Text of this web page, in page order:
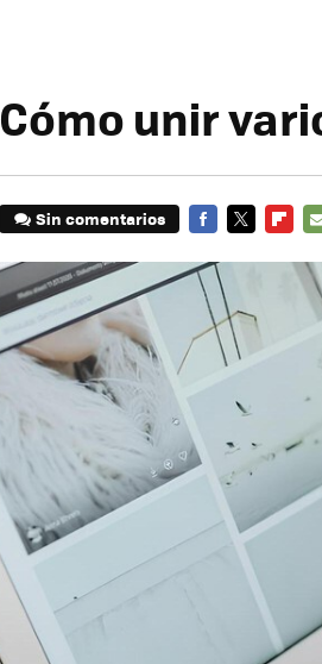
Cómo unir
Sin comentarios